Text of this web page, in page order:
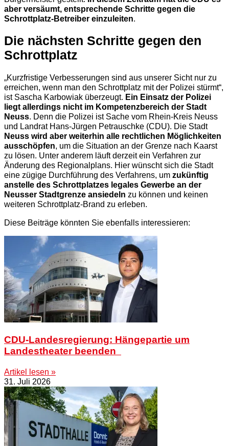
aber versäumt, entsprechende Schritte gegen die
Schrottplatz-Betreiber einzuleiten
Die nächsten Schritte gegen den
Schrottplatz
„Kurzfristige Verbesserungen sind aus unserer Sicht nur zu
erreichen, wenn man den Schrottplatz mit der Polizei stürmt“,
ist Sascha Karbowiak überzeugt. Ein Einsatz der Polizei
liegt allerdings nicht im Kompetenzbereich der Stadt
Neuss. Denn die Polizei ist Sache vom Rhein-Kreis Neuss
und Landrat Hans-Jürgen Petrauschke (CDU). Die Stadt
Neuss wird aber weiterhin alle rechtlichen Möglichkeiten
ausschöpfen, um die Situation an der Grenze nach Kaarst
zu lösen. Unter anderem läuft derzeit ein Verfahren zur
Änderung des Regionalplans. Hier wünscht sich die Stadt
eine zügige Durchführung des Verfahrens, um zukünftig
anstelle des Schrottplatzes legales Gewerbe an der
Neusser Stadtgrenze ansiedeln zu können und keinen
weiteren Schrottplatz-Brand zu erleben.
Diese Beiträge könnten Sie ebenfalls interessieren:
CDU-Landesregierung: Hängepartie um
Landestheater beenden
Artikel lesen »
31. Juli 2026